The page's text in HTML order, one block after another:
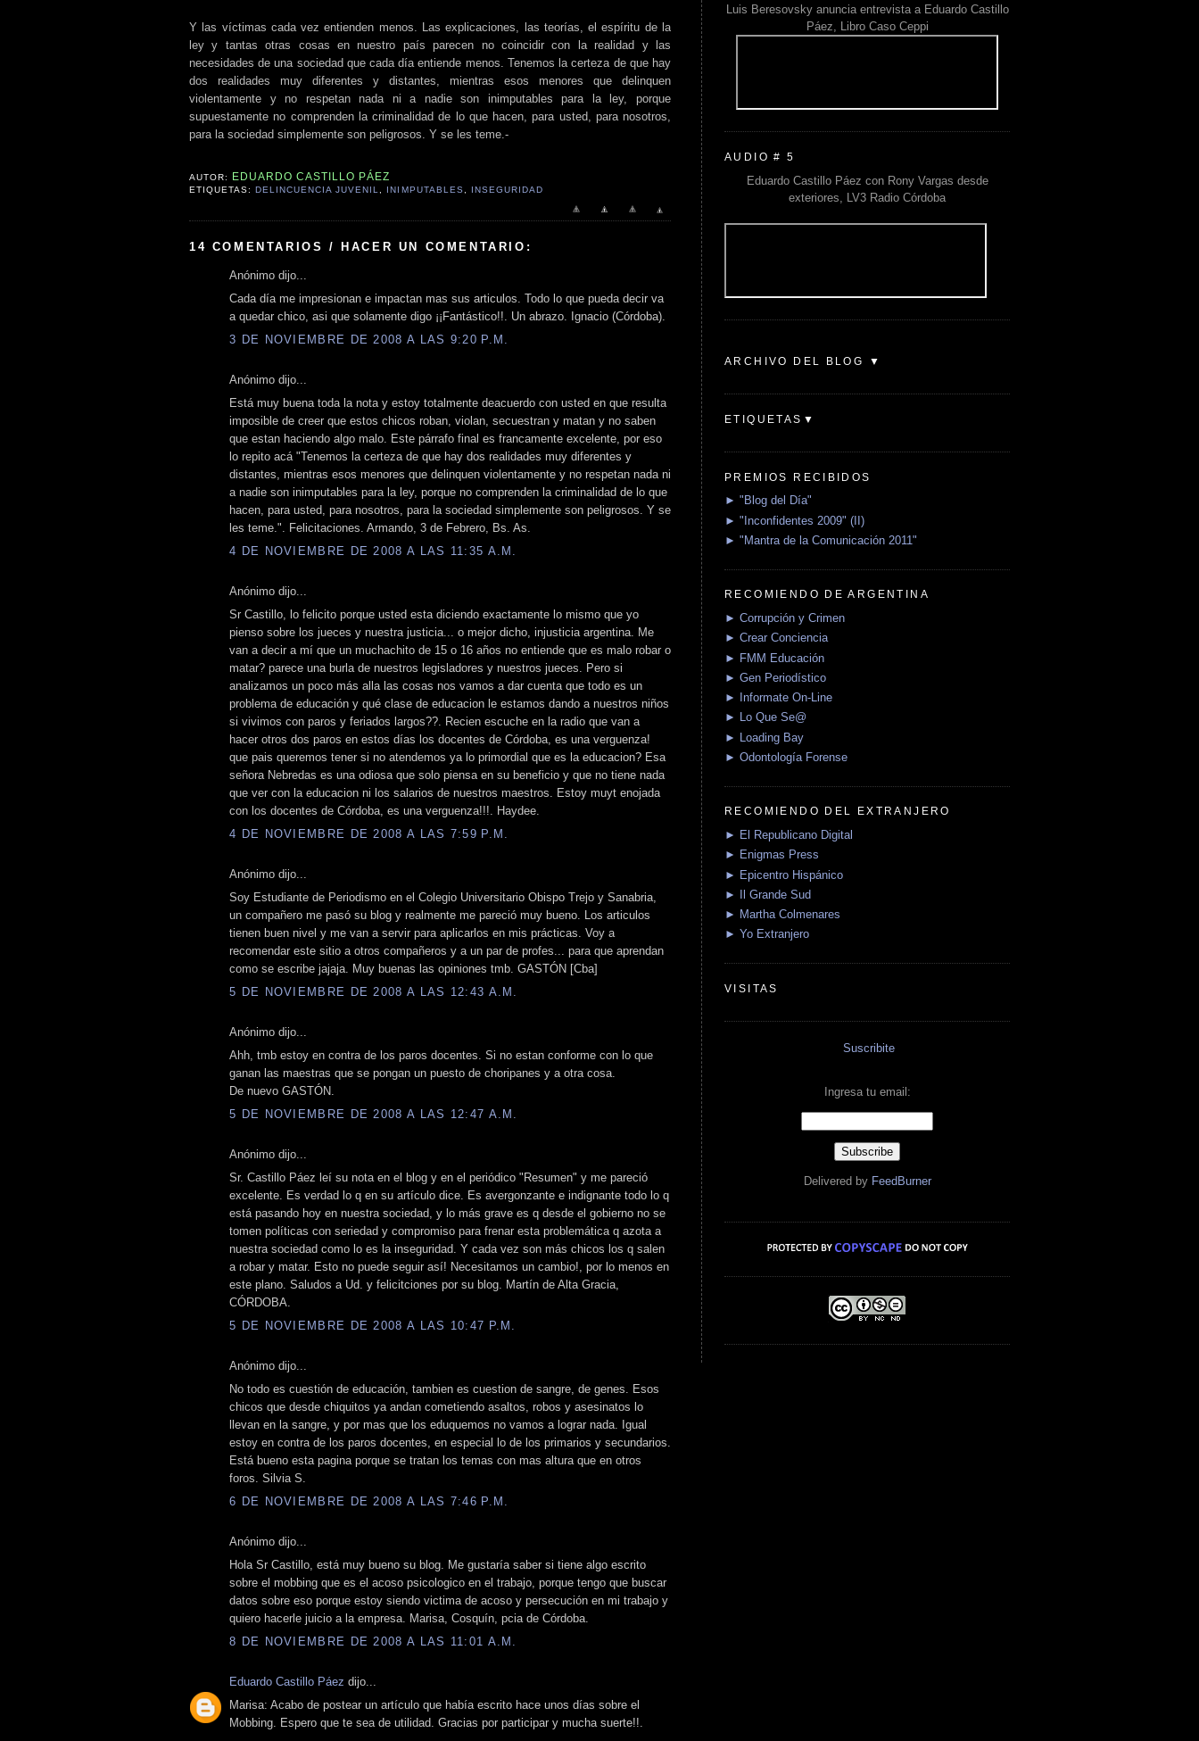
Y las víctimas cada vez entienden menos. Las explicaciones, las teorías, el espíritu de la
ley y tantas otras cosas en nuestro país parecen no coincidir con la realidad y las
necesidades de una sociedad que cada día entiende menos. Tenemos la certeza de que hay
dos realidades muy diferentes y distantes, mientras esos menores que delinquen
violentamente y no respetan nada ni a nadie son inimputables para la ley, porque
supuestamente no comprenden la criminalidad de lo que hacen, para usted, para nosotros,
para la sociedad simplemente son peligrosos. Y se les teme.-
AUTOR: EDUARDO CASTILLO PÁEZ
ETIQUETAS:DELINCUENCIA JUVENIL INIMPUTABLES INSEGURIDAD
14 COMENTARIOS / HACER UN COMENTARIO:
Anónimo dijo...
Cada día me impresionan e impactan mas sus articulos. Todo lo que pueda decir va
a quedar chico, asi que solamente digo ¡¡Fantástico!!. Un abrazo. Ignacio (Córdoba).
3 DE NOVIEMBRE DE 2008 A LAS 9:20 P.M.
Anónimo dijo...
Está muy buena toda la nota y estoy totalmente deacuerdo con usted en que resulta
imposible de creer que estos chicos roban, violan, secuestran y matan y no saben
que estan haciendo algo malo. Este párrafo final es francamente excelente, por eso
lo repito acá "Tenemos la certeza de que hay dos realidades muy diferentes y
distantes, mientras esos menores que delinquen violentamente y no respetan nada ni
a nadie son inimputables para la ley, porque no comprenden la criminalidad de lo que
hacen, para usted, para nosotros, para la sociedad simplemente son peligrosos. Y se
les teme.". Felicitaciones. Armando, 3 de Febrero, Bs. As.
4 DE NOVIEMBRE DE 2008 A LAS 11:35 A.M.
Anónimo dijo...
Sr Castillo, lo felicito porque usted esta diciendo exactamente lo mismo que yo
pienso sobre los jueces y nuestra justicia... o mejor dicho, injusticia argentina. Me
van a decir a mí que un muchachito de 15 o 16 años no entiende que es malo robar o
matar? parece una burla de nuestros legisladores y nuestros jueces. Pero si
analizamos un poco más alla las cosas nos vamos a dar cuenta que todo es un
problema de educación y qué clase de educacion le estamos dando a nuestros niños
si vivimos con paros y feriados largos??. Recien escuche en la radio que van a
hacer otros dos paros en estos días los docentes de Córdoba, es una verguenza!
que pais queremos tener si no atendemos ya lo primordial que es la educacion? Esa
señora Nebredas es una odiosa que solo piensa en su beneficio y que no tiene nada
que ver con la educacion ni los salarios de nuestros maestros. Estoy muyt enojada
con los docentes de Córdoba, es una verguenza!!!. Haydee.
4 DE NOVIEMBRE DE 2008 A LAS 7:59 P.M.
Anónimo dijo...
Soy Estudiante de Periodismo en el Colegio Universitario Obispo Trejo y Sanabria,
un compañero me pasó su blog y realmente me pareció muy bueno. Los articulos
tienen buen nivel y me van a servir para aplicarlos en mis prácticas. Voy a
recomendar este sitio a otros compañeros y a un par de profes... para que aprendan
como se escribe jajaja. Muy buenas las opiniones tmb. GASTÓN [Cba]
5 DE NOVIEMBRE DE 2008 A LAS 12:43 A.M.
Anónimo dijo...
Ahh, tmb estoy en contra de los paros docentes. Si no estan conforme con lo que
ganan las maestras que se pongan un puesto de choripanes y a otra cosa.
De nuevo GASTÓN.
5 DE NOVIEMBRE DE 2008 A LAS 12:47 A.M.
Anónimo dijo...
Sr. Castillo Páez leí su nota en el blog y en el periódico "Resumen" y me pareció
excelente. Es verdad lo q en su artículo dice. Es avergonzante e indignante todo lo q
está pasando hoy en nuestra sociedad, y lo más grave es q desde el gobierno no se
tomen políticas con seriedad y compromiso para frenar esta problemática q azota a
nuestra sociedad como lo es la inseguridad. Y cada vez son más chicos los q salen
a robar y matar. Esto no puede seguir así! Necesitamos un cambio!, por lo menos en
este plano. Saludos a Ud. y felicitciones por su blog. Martín de Alta Gracia,
CÓRDOBA.
5 DE NOVIEMBRE DE 2008 A LAS 10:47 P.M.
Anónimo dijo...
No todo es cuestión de educación, tambien es cuestion de sangre, de genes. Esos
chicos que desde chiquitos ya andan cometiendo asaltos, robos y asesinatos lo
llevan en la sangre, y por mas que los eduquemos no vamos a lograr nada. Igual
estoy en contra de los paros docentes, en especial lo de los primarios y secundarios.
Está bueno esta pagina porque se tratan los temas con mas altura que en otros
foros. Silvia S.
6 DE NOVIEMBRE DE 2008 A LAS 7:46 P.M.
Anónimo dijo...
Hola Sr Castillo, está muy bueno su blog. Me gustaría saber si tiene algo escrito
sobre el mobbing que es el acoso psicologico en el trabajo, porque tengo que buscar
datos sobre eso porque estoy siendo victima de acoso y persecución en mi trabajo y
quiero hacerle juicio a la empresa. Marisa, Cosquín, pcia de Córdoba.
8 DE NOVIEMBRE DE 2008 A LAS 11:01 A.M.
Eduardo Castillo Páez dijo...
Marisa: Acabo de postear un artículo que había escrito hace unos días sobre el
Mobbing. Espero que te sea de utilidad. Gracias por participar y mucha suerte!!.
Luis Beresovsky anuncia entrevista a Eduardo Castillo
Páez, Libro Caso Ceppi
AUDIO # 5
Eduardo Castillo Páez con Rony Vargas desde
exteriores, LV3 Radio Córdoba
ARCHIVO DEL BLOG ▼
ETIQUETAS▼
PREMIOS RECIBIDOS
► "Blog del Día"
► "Inconfidentes 2009" (II)
► "Mantra de la Comunicación 2011"
RECOMIENDO DE ARGENTINA
► Corrupción y Crimen
► Crear Conciencia
► FMM Educación
► Gen Periodístico
► Informate On-Line
► Lo Que Se@
► Loading Bay
► Odontología Forense
RECOMIENDO DEL EXTRANJERO
► El Republicano Digital
► Enigmas Press
► Epicentro Hispánico
► Il Grande Sud
► Martha Colmenares
► Yo Extranjero
VISITAS
Suscribite
Ingresa tu email:
Delivered by FeedBurner